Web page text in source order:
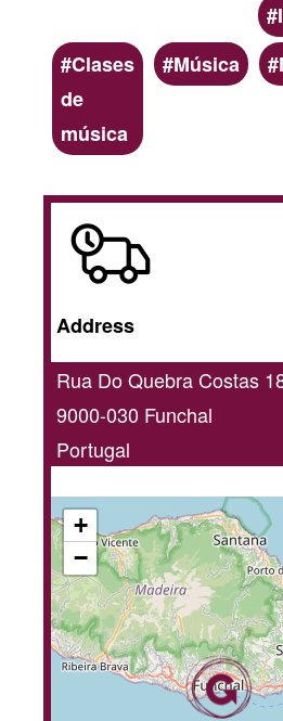
Keywords
Clases
de
música
Música
Online
delivery
service
Address
Rua Do Quebra Costas
9000-030 Funchal
Portugal
+
−